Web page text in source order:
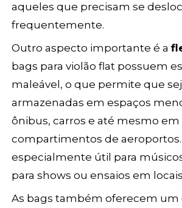
aqueles que precisam se
frequentemente.
Outro aspecto importante é a
bags para violão flat possuem
maleável, o que permite que
armazenadas em espaços
ônibus, carros e até mesmo em
compartimentos de aeroportos.
especialmente útil para
para shows ou ensaios em
As bags também oferecem um